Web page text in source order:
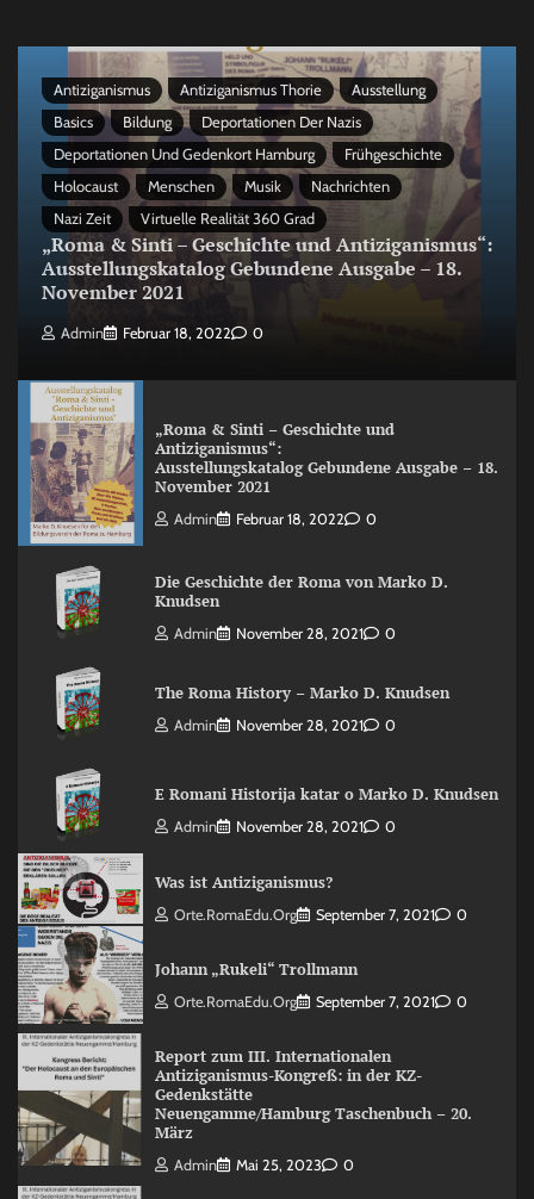
Antiziganismus Antiziganismus Thorie
Ausstellung
Basics
Bildung
Deportationen Der Nazis
Deportationen Und Gedenkort Hamburg
Frühgeschichte
Holocaust
Menschen Musik
Nachrichten
Nazi Zeit
Virtuelle Realität 360 Grad
„Roma & Sinti – Geschichte und Antiziganismus“:
Ausstellungskatalog Gebundene Ausgabe – 18.
November 2021
Admin Februar 18, 2022 0
„Roma & Sinti – Geschichte und
Antiziganismus“:
Ausstellungskatalog Gebundene Ausgabe – 18.
November 2021
Admin Februar 18, 2022 0
Die Geschichte der Roma von Marko D.
Knudsen
Admin November 28, 2021 0
The Roma History – Marko D. Knudsen
Admin November 28, 2021 0
E Romani Historija katar o Marko D. Knudsen
Admin November 28, 2021 0
Was ist Antiziganismus?
Orte.RomaEdu.org September 7, 2021 0
Johann „Rukeli“ Trollmann
Orte.RomaEdu.org September 7, 2021 0
Report zum III. Internationalen
Antiziganismus-Kongreß: in der KZ-
Gedenkstätte
Neuengamme/Hamburg Taschenbuch – 20.
März
Admin Mai 25, 2023 0